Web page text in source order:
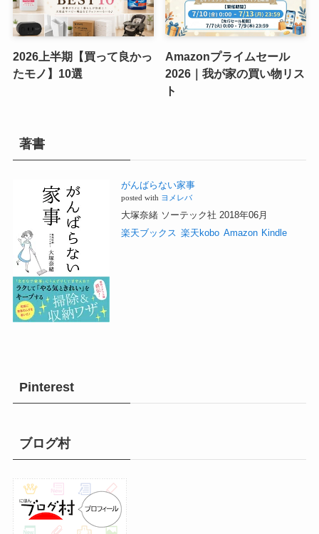
2026上半期【買って良かっ
たモノ】10選
Amazonプライムセール
2026｜我が家の買い物リス
ト
著書
がんばらない家事
posted with ヨメレバ
大塚奈緒 ソーテック社 2018年06月
楽天ブックス 楽天kobo Amazon Kindle
Pinterest
ブログ村